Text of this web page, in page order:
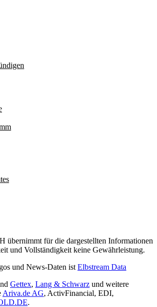
übernimmt für die dargestellten Informationen
und Vollständigkeit keine Gewährleistung.
und News-Daten ist Elbstream Data
Gettex, Lang & Schwarz und weitere
Ariva.de AG, ActivFinancial, EDI,
.